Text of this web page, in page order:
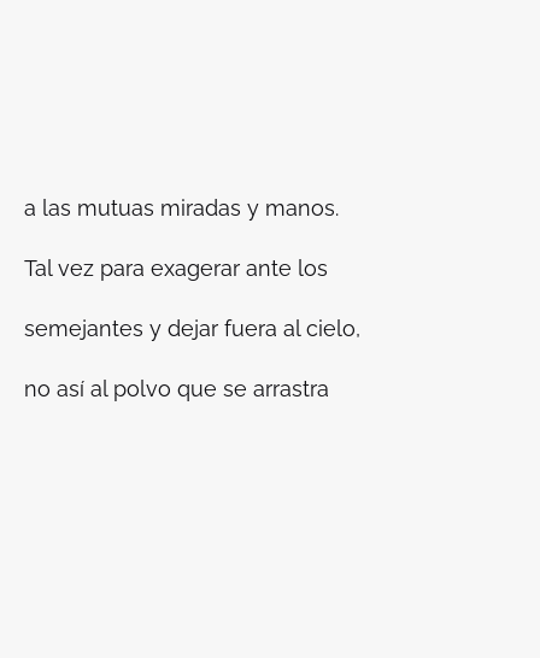
a las mutuas miradas y manos.
Tal vez para exagerar ante los
semejantes y dejar fuera al cielo,
no así al polvo que se arrastra